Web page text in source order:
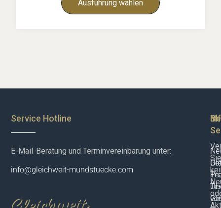
Ausführung wählen
Service Hotline
E-Mail-Beratung und Terminvereinbarung unter:
info@gleichweit-mundstuecke.com
vor
Sie